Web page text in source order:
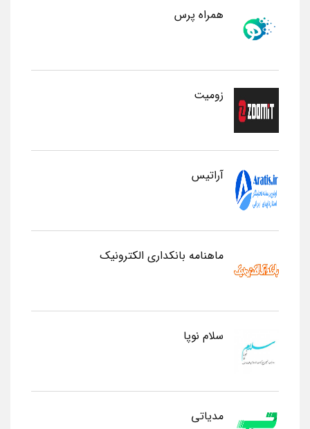
همراه پرس
زومیت
آراتیس
ماهنامه بانکداری الکترونیک
سلام نوپا
مدیاتی